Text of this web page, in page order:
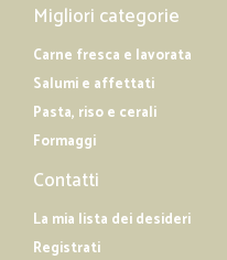
Migliori categorie
Carne fresca e lavorata
Salumi e affettati
Pasta, riso e cerali
Formaggi
Contatti
La mia lista dei desideri
Registrati